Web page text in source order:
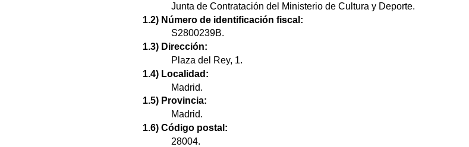
Junta de Contratación del Ministerio de Cultura y Deporte.
1.2) Número de identificación fiscal:
S2800239B.
1.3) Dirección:
Plaza del Rey, 1.
1.4) Localidad:
Madrid.
1.5) Provincia:
Madrid.
1.6) Código postal:
28004.